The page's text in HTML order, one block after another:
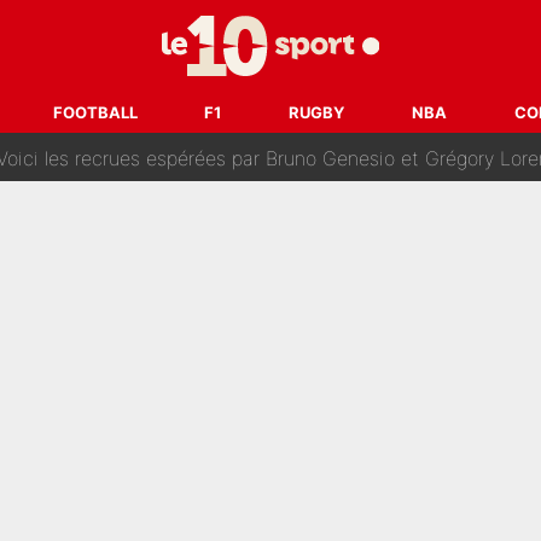
FOOTBALL F1 RUGBY NBA
le PSG : Un gros club étranger prêt à relancer le feuilleton pour la
: Les révélations de la famille Zidane sur sa prise de
les recrues espérées par Bruno Genesio et Grégory